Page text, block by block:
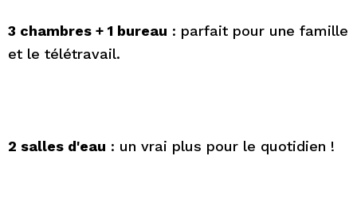
3 chambres + 1 bureau : parfait pour une famille
et le télétravail.
2 salles d'eau : un vrai plus pour le quotidien !